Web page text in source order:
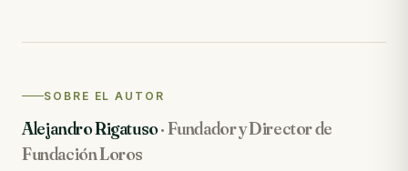
SOBRE EL AUTOR
Alejandro Rigatuso·Fundador y Director de
Fundación Loros